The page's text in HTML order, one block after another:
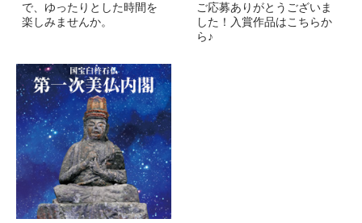
で、ゆったりとした時間を
楽しみませんか。
ご応募ありがとうございま
した！入賞作品はこちらか
ら♪